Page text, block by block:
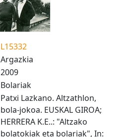
L15332
Argazkia
2009
Bolariak
Patxi Lazkano. Altzathlon,
bola-jokoa. EUSKAL GIROA;
HERRERA K.E..: "Altzako
bolatokiak eta bolariak", In: